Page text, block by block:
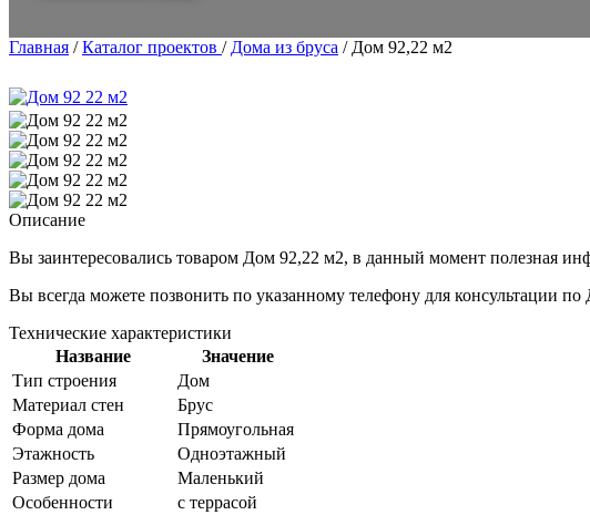
Главная /Каталог проектов / Дома из бруса / Дом 92,22 м2
Описание
Вы заинтересовались товаром Дом 92,22 м2, в данный момент полезная
Вы всегда можете позвонить по указанному телефону для консультации по
Технические характеристики
Название
Значение
Тип строения
Дом
Материал стен
Брус
Форма дома
Прямоугольная
Этажность
Одноэтажный
Размер дома
Маленький
Особенности
с террасой